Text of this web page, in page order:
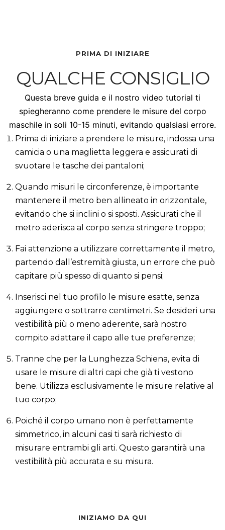
PRIMA DI INIZIARE
QUALCHE CONSIGLIO
Questa breve guida e il nostro video tutorial ti
spiegheranno come prendere le misure del corpo
maschile in soli 10-15 minuti, evitando qualsiasi errore.
Prima di iniziare a prendere le misure, indossa una
camicia o una maglietta leggera e assicurati di
svuotare le tasche dei pantaloni;
Quando misuri le circonferenze, è importante
mantenere il metro ben allineato in orizzontale,
evitando che si inclini o si sposti. Assicurati che il
metro aderisca al corpo senza stringere troppo;
Fai attenzione a utilizzare correttamente il metro,
partendo dall’estremità giusta, un errore che può
capitare più spesso di quanto si pensi;
Inserisci nel tuo profilo le misure esatte, senza
aggiungere o sottrarre centimetri. Se desideri una
vestibilità più o meno aderente, sarà nostro
compito adattare il capo alle tue preferenze;
Tranne che per la Lunghezza Schiena, evita di
usare le misure di altri capi che già ti vestono
bene. Utilizza esclusivamente le misure relative al
tuo corpo;
Poiché il corpo umano non è perfettamente
simmetrico, in alcuni casi ti sarà richiesto di
misurare entrambi gli arti. Questo garantirà una
vestibilità più accurata e su misura.
INIZIAMO DA QUI